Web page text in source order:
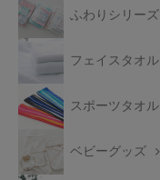
ふわりシリーズ
フェイスタオル
スポーツタオル
ベビーグッズ